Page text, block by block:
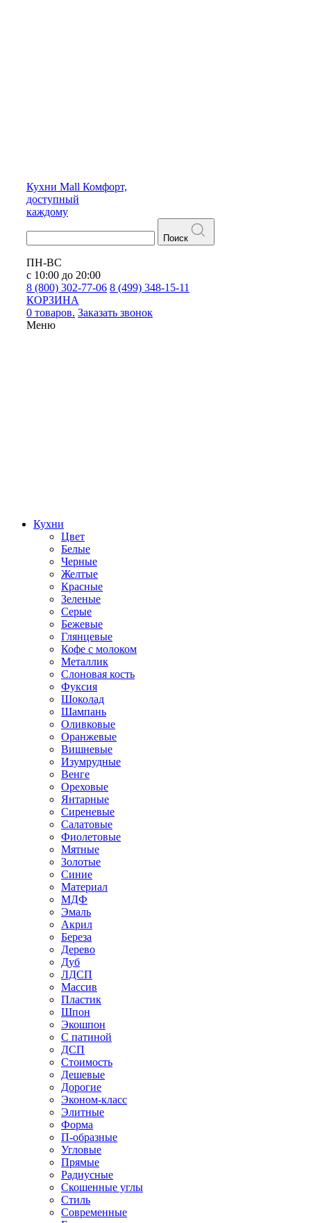
Кухни Mall Комфорт,
доступный
каждому
Поиск
ПН-ВС
с 10:00 до 20:00
8 (800) 302-77-06 8 (499) 348-15-11
КОРЗИНА
0 товаров. Заказать звонок
Меню
Кухни
Цвет
Белые
Черные
Желтые
Красные
Зеленые
Серые
Бежевые
Глянцевые
Кофе с молоком
Металлик
Слоновая кость
Фуксия
Шоколад
Шампань
Оливковые
Оранжевые
Вишневые
Изумрудные
Венге
Ореховые
Янтарные
Сиреневые
Салатовые
Фиолетовые
Мятные
Золотые
Синие
Материал
МДФ
Эмаль
Акрил
Береза
Дерево
Дуб
ЛДСП
Массив
Пластик
Шпон
Экошпон
С патиной
ДСП
Стоимость
Дешевые
Дорогие
Эконом-класс
Элитные
Форма
П-образные
Угловые
Прямые
Радиусные
Скошенные углы
Стиль
Современные